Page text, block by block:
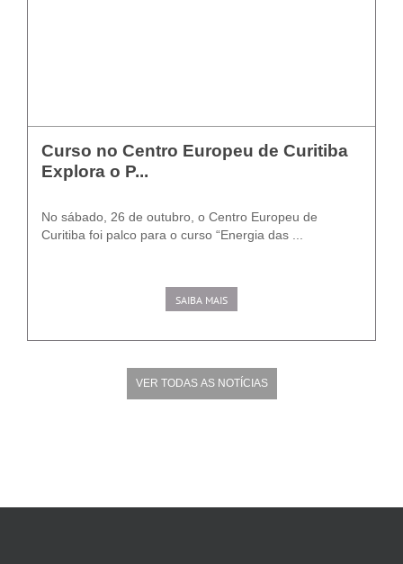
Curso no Centro Europeu de Curitiba
Explora o P...
No sábado, 26 de outubro, o Centro Europeu de
Curitiba foi palco para o curso “Energia das ...
SAIBA MAIS
VER TODAS AS NOTÍCIAS